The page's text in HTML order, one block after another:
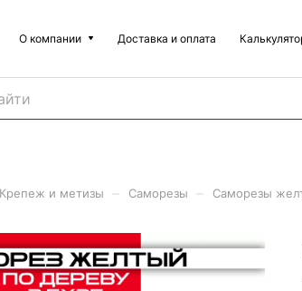
О компании Доставка и оплата
Крепеж и метизы Саморезы Саморезы